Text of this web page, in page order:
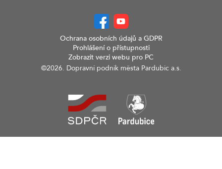
Ochrana osobních údajů a GDPR
Prohlášení o přístupnosti
Zobrazit verzi webu pro PC
©2026. Dopravní podnik města Pardubic a.s.